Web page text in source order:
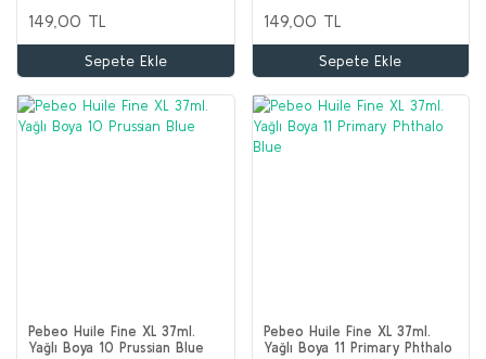
149,00 TL
Sepete Ekle
149,00 TL
Sepete Ekle
Pebeo Huile Fine XL 37ml.
Yağlı Boya 10 Prussian Blue
Pebeo Huile Fine XL 37ml.
Yağlı Boya 11 Primary Phthalo